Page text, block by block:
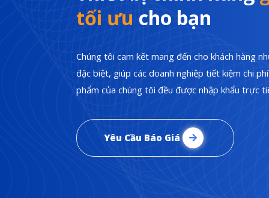
tối ưu cho bạn
Chúng tôi cam kết mang đến cho khách hàng
đặc biệt, giúp các doanh nghiệp tiết kiệm chi
phẩm của chúng tôi đều được nhập khẩu trực
Yêu Cầu Báo Giá